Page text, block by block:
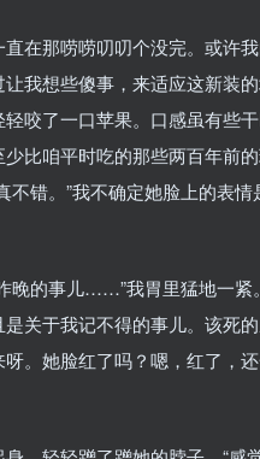
在那唠唠叨叨个没完。或许
让我想些傻事，来适应这新装
咬了一口苹果。口感虽有些
比咱平时吃的那些两百年前的
不错。”我不确定她脸上的表
的事儿……”我胃里猛地一紧
关于我记不得的事儿。该死
。她脸红了吗？嗯，红了，